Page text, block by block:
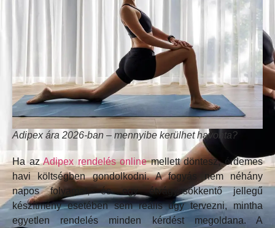
Adipex ára 2026-ban – mennyibe kerülhet havonta?
Ha azAdipex rendelés onlinemellett döntesz, érdemes
havi költségben gondolkodni. A fogyás nem néhány
napos folyamat, és egy étvágycsökkentő jellegű
készítmény esetében sem reális úgy tervezni, mintha
egyetlen rendelés minden kérdést megoldana. A